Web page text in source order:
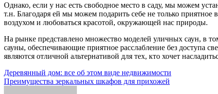
Однако, если у нас есть свободное место в саду, мы можем
т.н. Благодаря ей мы можем подарить себе не только
воздухом и любоваться красотой, окружающей нас природы.
На рынке представлено множество моделей уличных саун, в
сауны, обеспечивающие приятное расслабление без доступа
являются отличной альтернативой для тех, кто хочет
Навигация
по
Деревянный дом: все об этом виде недвижимости
Преимущества зеркальных шкафов для прихожей